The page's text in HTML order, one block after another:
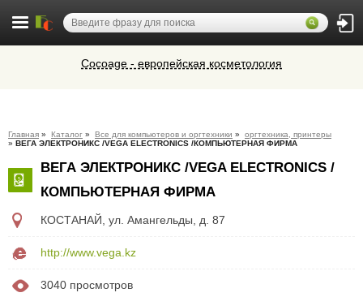
фонари из профиля СИАЛ (Россия)
Cocoage - европейская косметология
Ветеринарная аптека КазВетСнаб
предлагает большой выбор
ветеринарных препаратов и товаров
для животных.
вечером
Главная » Каталог » Все для компьютеров и оргтехники » оргтехника, принтеры
» ВЕГА ЭЛЕКТРОНИКС /VEGA ELECTRONICS /КОМПЬЮТЕРНАЯ ФИРМА
ВЕГА ЭЛЕКТРОНИКС /VEGA ELECTRONICS /
КОМПЬЮТЕРНАЯ ФИРМА
КОСТАНАЙ ул. Амангельды, д. 87
http://www.vega.kz
3040 просмотров